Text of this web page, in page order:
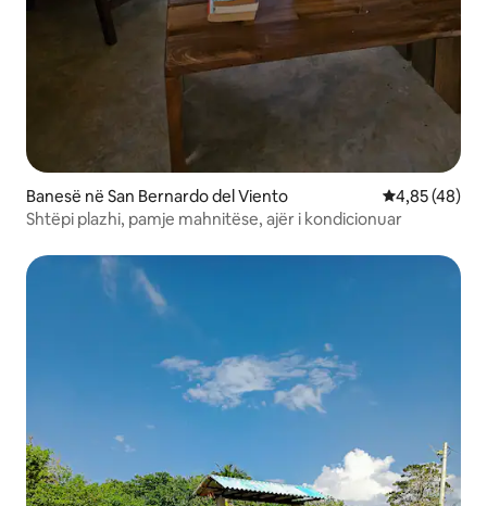
Banesë në San Bernardo del Viento Vlerësimi
4,85 (48)
Shtëpi plazhi, pamje mahnitëse, ajër i kondicionuar